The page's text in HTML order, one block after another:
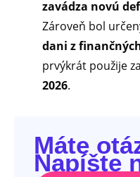
zavádza novú
Zároveň bol
dani z
prvýkrát použije
2026.
Máte
Napíšte